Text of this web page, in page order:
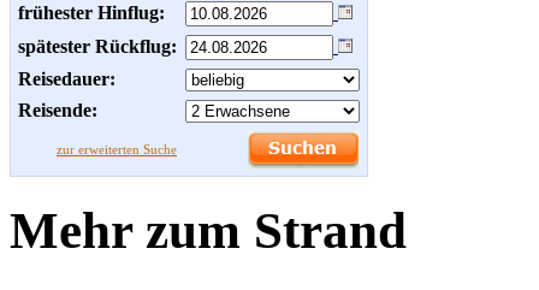
frühester Hinflug:
spätester Rückflug:
Reisedauer:
Reisende:
zur erweiterten Suche
Mehr zum Strand